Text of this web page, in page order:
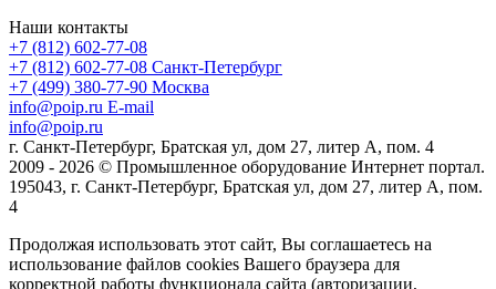
Наши контакты
+7 (812) 602-77-08
+7 (812) 602-77-08 Санкт-Петербург
+7 (499) 380-77-90 Москва
info@poip.ru E-mail
info@poip.ru
г. Санкт-Петербург, Братская ул, дом 27, литер А, пом. 4
2009 - 2026 © Промышленное оборудование Интернет портал.
195043, г. Санкт-Петербург, Братская ул, дом 27, литер А, пом.
4
Продолжая использовать этот сайт, Вы соглашаетесь на
использование файлов cookies Вашего браузера для
корректной работы функционала сайта (авторизации,